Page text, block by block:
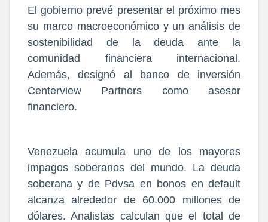
El gobierno prevé presentar el próximo mes
su marco macroeconómico y un análisis de
sostenibilidad de la deuda ante la
comunidad financiera internacional.
Además, designó al banco de inversión
Centerview Partners como asesor
financiero.
Venezuela acumula uno de los mayores
impagos soberanos del mundo. La deuda
soberana y de Pdvsa en bonos en default
alcanza alrededor de 60.000 millones de
dólares. Analistas calculan que el total de